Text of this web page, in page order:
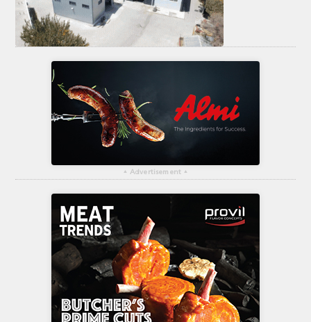
ΤΟ ΠΕΡΙΟΔΙΚΟ
Profile
ΑΡΧΕΙΟ ΤΕΥΧΩΝ
ΣΥΝΕΔΡΙΟ ΚΡΕΑΤΟΣ
▴ Advertisement ▴